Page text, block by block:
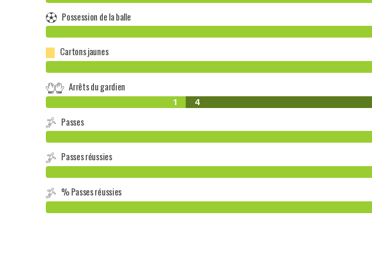
Possession de la balle
Cartons jaunes
Arrêts du gardien
1 4
Passes
Passes réussies
% Passes réussies